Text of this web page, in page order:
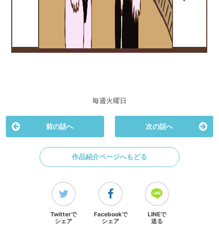
毎週火曜日
前の話へ 次の話へ
作品紹介ページへもどる
Twitterで
シェア
Facebookで
シェア
LINEで
送る